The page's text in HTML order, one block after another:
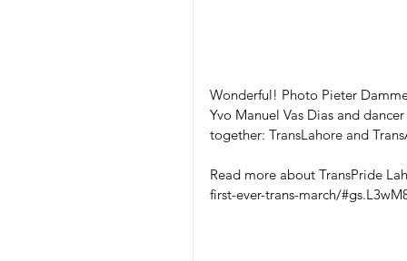
Wonderful! Photo Pieter
Yvo Manuel Vas Dias and
together: TransLahore and
Read more about TransPride
first-ever-trans-march/